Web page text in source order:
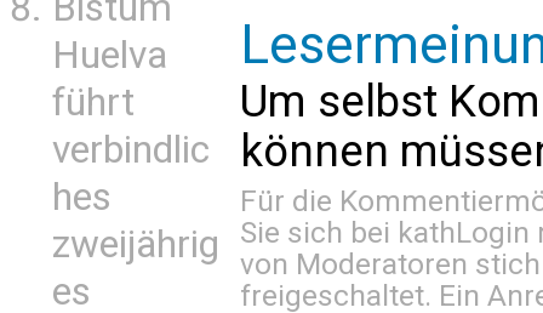
Huelva
führt
verbindlic
hes
zweijährig
es
Um selbst
können
Für die
Sie sich bei kathLogin
von Moderatoren
freigeschaltet. Ein